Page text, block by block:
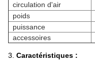
circulation d'air
poids
puissance
accessoires
3. Caractéristiques :